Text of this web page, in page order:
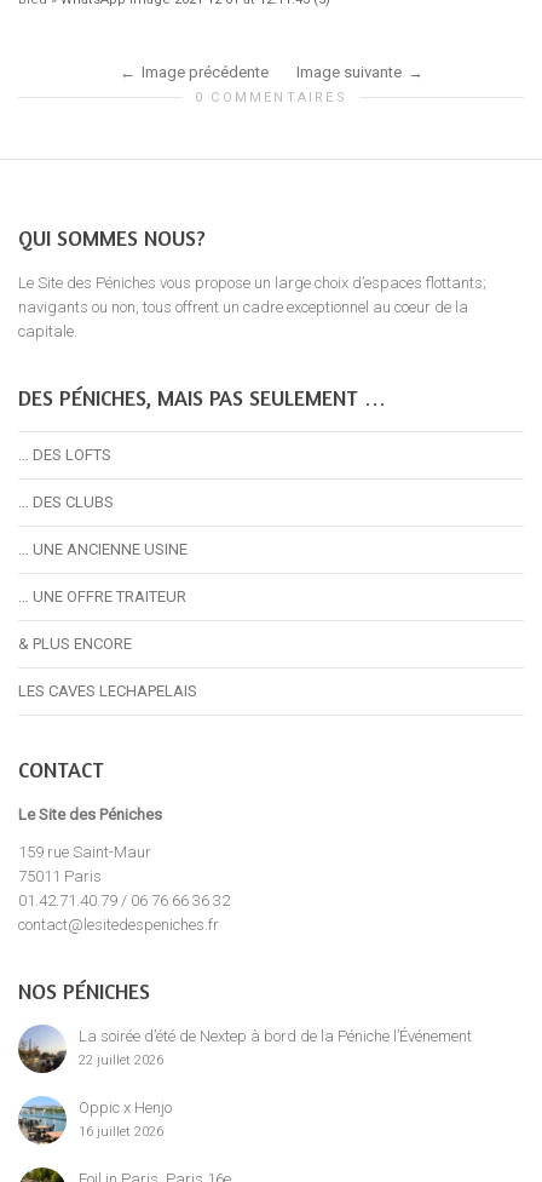
Image précédente Image suivante
0 COMMENTAIRES
QUI SOMMES NOUS?
Le Site des Péniches vous propose un large choix d’espaces flottants;
navigants ou non, tous offrent un cadre exceptionnel au coeur de la
capitale.
DES PÉNICHES, MAIS PAS SEULEMENT …
… DES LOFTS
… DES CLUBS
… UNE ANCIENNE USINE
… UNE OFFRE TRAITEUR
& PLUS ENCORE
LES CAVES LECHAPELAIS
CONTACT
Le Site des Péniches
159 rue Saint-Maur
75011 Paris
01.42.71.40.79 / 06 76 66 36 32
contact@lesitedespeniches.fr
NOS PÉNICHES
La soirée d’été de Nextep à bord de la Péniche l’Événement
22 juillet 2026
Oppic x Henjo
16 juillet 2026